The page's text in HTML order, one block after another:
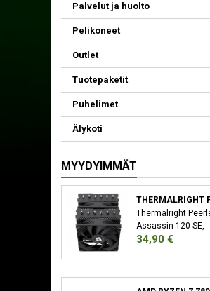
Palvelut ja huolto
Pelikoneet
Outlet
Tuotepaketit
Puhelimet
Älykoti
MYYDYIMMÄT
Thermalright
Assassin 120 SE,
Jäähdytyslevy/
Hinta
34,90 €
DELTACO RGB-8D
VGA-KAAPELI 15 M
Hinta
8,90 €
Osta
Toimitusarvio 1-2
työpäivää(1)
Hinta
13,90
 Osta

työpäivää